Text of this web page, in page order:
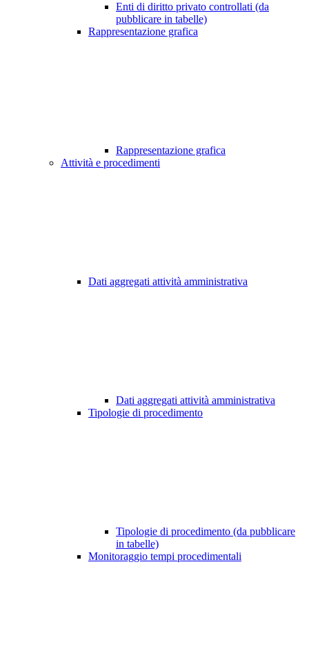
Enti di diritto privato controllati (da
pubblicare in tabelle)
Rappresentazione grafica
Rappresentazione grafica
Attività e procedimenti
Dati aggregati attività amministrativa
Dati aggregati attività amministrativa
Tipologie di procedimento
Tipologie di procedimento (da pubblicare
in tabelle)
Monitoraggio tempi procedimentali